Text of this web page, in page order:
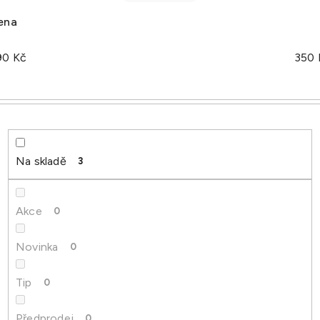
Kč 350
Na skladě 3
Akce 0
Novinka 0
Tip 0